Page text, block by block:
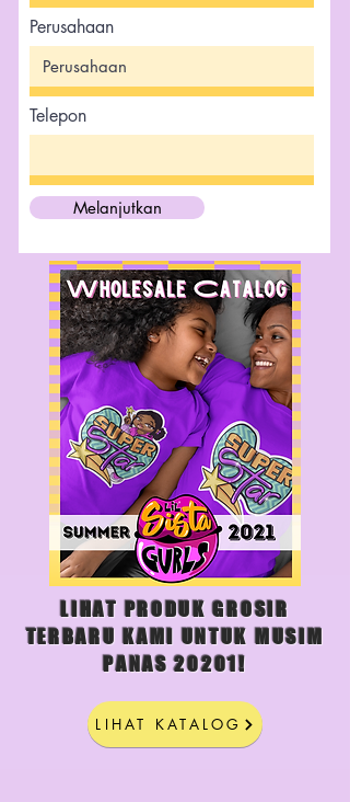
Perusahaan
Telepon
Melanjutkan
LIHAT PRODUK GROSIR
TERBARU KAMI UNTUK MUSIM
PANAS 20201!
LIHAT KATALOG